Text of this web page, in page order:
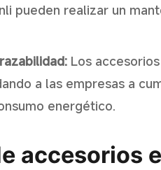
pueden realizar un
Los
a las empresas a
energético.
accesorios